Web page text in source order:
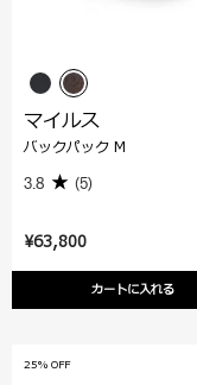
¥63,800
カートに入れる
マイルス
バックパック M
3.8 (5)
25% OFF